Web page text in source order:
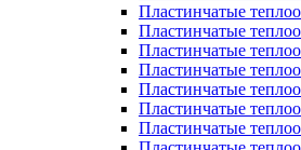
Пластинчатые
Пластинчатые
Пластинчатые
Пластинчатые
Пластинчатые
Пластинчатые
Пластинчатые